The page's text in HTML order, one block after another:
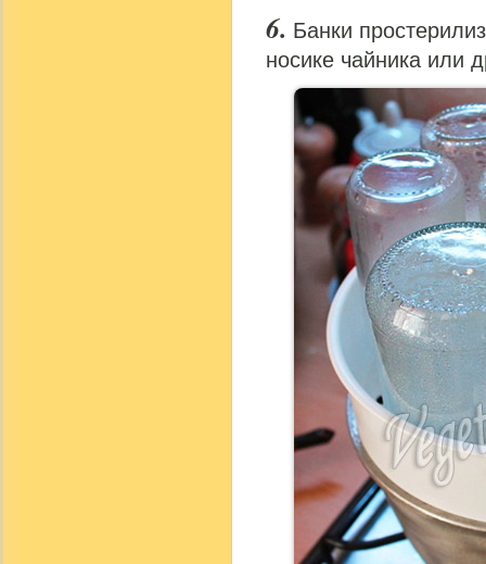
Банки
носике чайника или